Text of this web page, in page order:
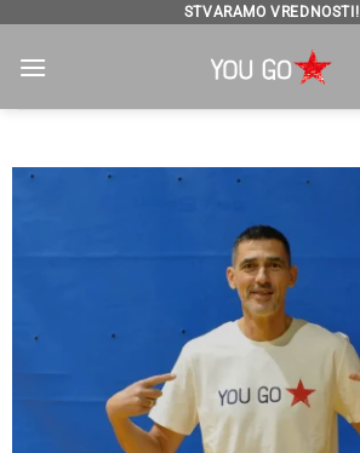
sadržaj
STVARAMO VREDNOSTI!